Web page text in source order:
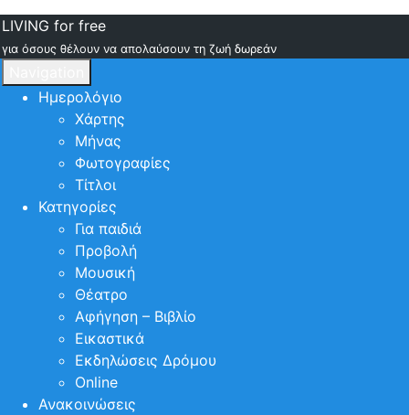
LIVING for free
για όσους θέλουν να απολαύσουν τη ζωή δωρεάν
Ημερολόγιο
Χάρτης
Μήνας
Φωτογραφίες
Τίτλοι
Κατηγορίες
Για παιδιά
Προβολή
Μουσική
Θέατρο
Αφήγηση – Βιβλίο
Εικαστικά
Εκδηλώσεις Δρόμου
Online
Ανακοινώσεις